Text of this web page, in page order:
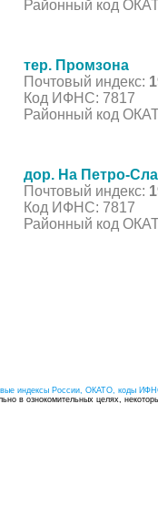
Районный код
тер. Промзона
Почтовый индекс:
Код ИФНС: 7817
Районный код
дор. На Петро-
Почтовый индекс:
Код ИФНС: 7817
Районный код
индексы России, ОКАТО, коды
в ознокомительных целях,